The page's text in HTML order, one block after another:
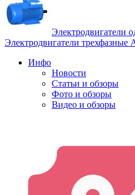
Электродвигатели
Электродвигатели трехфазные
Инфо
Новости
Статьи и обзоры
Фото и обзоры
Видео и обзоры